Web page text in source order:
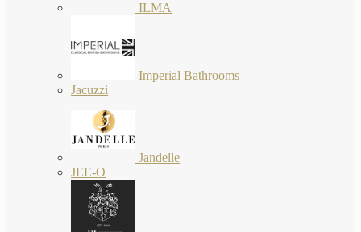
ILMA
Imperial Bathrooms
Jacuzzi
Jandelle
JEE-O